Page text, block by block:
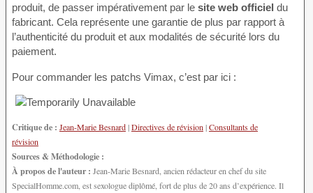
produit, de passer impérativement par le site web officiel du
fabricant. Cela représente une garantie de plus par rapport à
l’authenticité du produit et aux modalités de sécurité lors du
paiement.
Pour commander les patchs Vimax, c’est par ici :
Critique de : Jean-Marie Besnard|Directives de révision|Consultants de
révision
Sources & Méthodologie :
À propos de l'auteur : Jean-Marie Besnard, ancien rédacteur en chef du site
SpecialHomme.com, est sexologue diplômé, fort de plus de 20 ans d’expérience. Il